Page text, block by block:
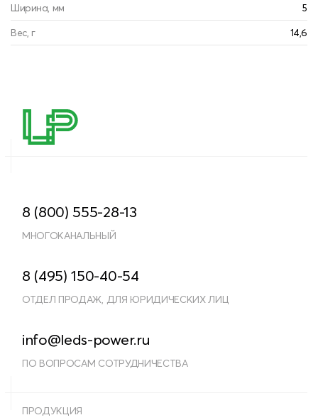
Ширина, мм
5
Вес, г
14,6
8 (800) 555-28-13
МНОГОКАНАЛЬНЫЙ
8 (495) 150-40-54
ОТДЕЛ ПРОДАЖ, ДЛЯ ЮРИДИЧЕСКИХ ЛИЦ
info@leds-power.ru
ПО ВОПРОСАМ СОТРУДНИЧЕСТВА
ПРОДУКЦИЯ